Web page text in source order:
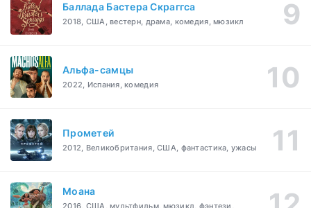
Баллада Бастера Скраггса
2018, США, вестерн, драма, комедия, мюзикл
Альфа-самцы
2022, Испания, комедия
Прометей
2012, Великобритания, США, фантастика, ужасы
Моана